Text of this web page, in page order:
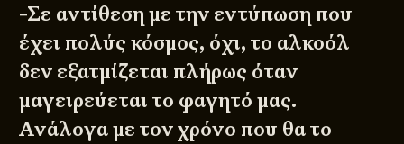
-Σε αντίθεση με την εντύπωση που
έχει πολύς κόσμος, όχι, το αλκοόλ
δεν εξατμίζεται πλήρως όταν
μαγειρεύεται το φαγητό μας.
Ανάλογα με τον χρόνο που θα το